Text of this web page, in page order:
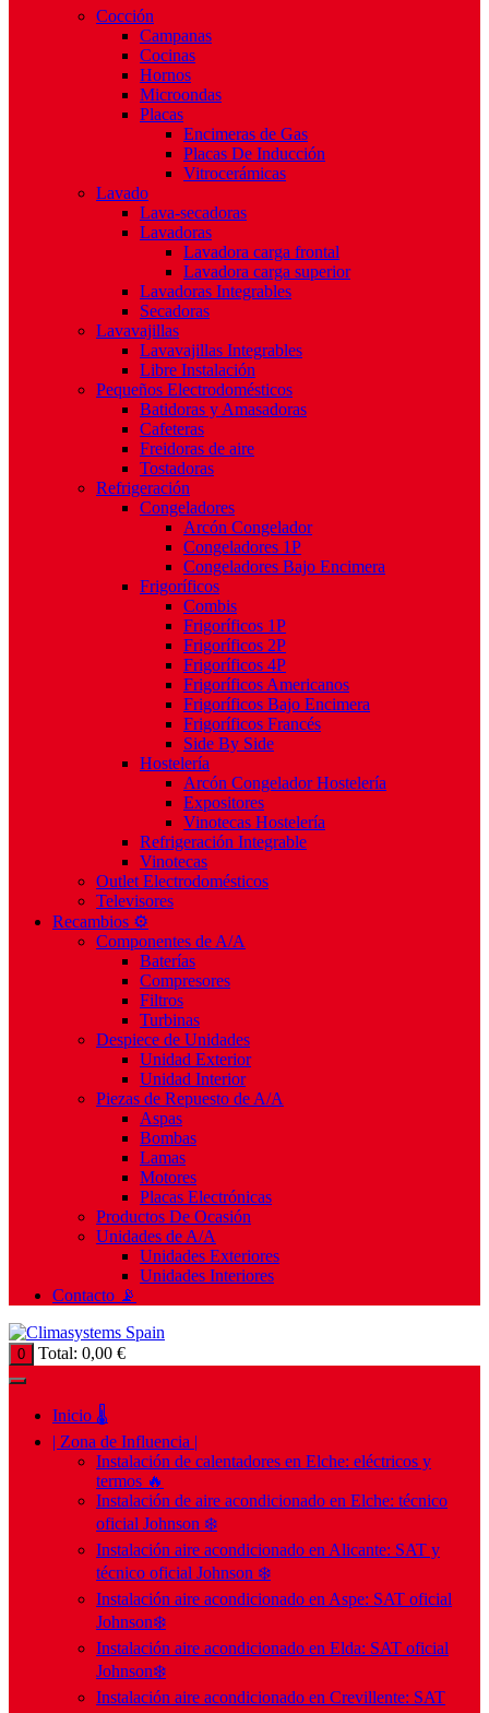
Cocción
Campanas
Cocinas
Hornos
Microondas
Placas
Encimeras de Gas
Placas De Inducción
Vitrocerámicas
Lavado
Lava-secadoras
Lavadoras
Lavadora carga frontal
Lavadora carga superior
Lavadoras Integrables
Secadoras
Lavavajillas
Lavavajillas Integrables
Libre Instalación
Pequeños Electrodomésticos
Batidoras y Amasadoras
Cafeteras
Freidoras de aire
Tostadoras
Refrigeración
Congeladores
Arcón Congelador
Congeladores 1P
Congeladores Bajo Encimera
Frigoríficos
Combis
Frigoríficos 1P
Frigoríficos 2P
Frigoríficos 4P
Frigoríficos Americanos
Frigoríficos Bajo Encimera
Frigoríficos Francés
Side By Side
Hostelería
Arcón Congelador Hostelería
Expositores
Vinotecas Hostelería
Refrigeración Integrable
Vinotecas
Outlet Electrodomésticos
Televisores
Recambios ⚙️
Componentes de A/A
Baterías
Compresores
Filtros
Turbinas
Despiece de Unidades
Unidad Exterior
Unidad Interior
Piezas de Repuesto de A/A
Aspas
Bombas
Lamas
Motores
Placas Electrónicas
Productos De Ocasión
Unidades de A/A
Unidades Exteriores
Unidades Interiores
Contacto 📡
0 Total: 0,00 €
Inicio 🌡️
| Zona de Influencia |
Instalación de calentadores en Elche: eléctricos y
termos 🔥
Instalación de aire acondicionado en Elche: técnico
oficial Johnson ❄️
Instalación aire acondicionado en Alicante: SAT y
técnico oficial Johnson ❄️
Instalación aire acondicionado en Aspe: SAT oficial
Johnson❄️
Instalación aire acondicionado en Elda: SAT oficial
Johnson❄️
Instalación aire acondicionado en Crevillente: SAT